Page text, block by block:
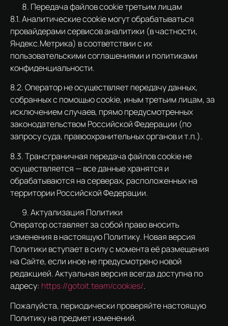
Передача файлов cookie третьим лицам
8.1. Аналитические cookie могут обрабатываться
провайдерами сервисов аналитики (в частности,
Яндекс.Метрика) в соответствии с их
пользовательскими соглашениями и политиками
конфиденциальности.
8.2. Оператор не осуществляет передачу данных,
собранных с помощью cookie, иным третьим лицам, за
исключением случаев, прямо предусмотренных
законодательством Российской Федерации (по
запросу суда, правоохранительных органов и т.п.).
8.3. Трансграничная передача файлов cookie не
осуществляется — все данные хранятся и
обрабатываются на серверах, расположенных на
территории Российской Федерации.
Актуализация Политики
Оператор оставляет за собой право вносить
изменения в настоящую Политику. Новая версия
Политики вступает в силу с момента её размещения
на Сайте, если иное не предусмотрено новой
редакцией. Актуальная версия всегда доступна по
адресу: https://gotoit.team/cookies/.
Пожалуйста, периодически проверяйте настоящую
Политику на предмет изменений.